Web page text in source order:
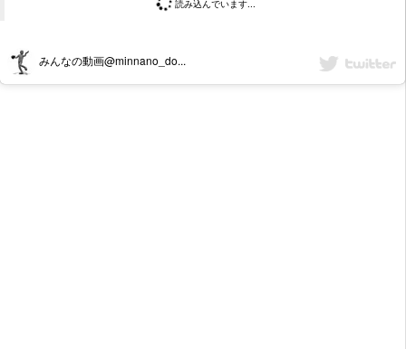
読み込んでいます...
みんなの動画@minnano_do...